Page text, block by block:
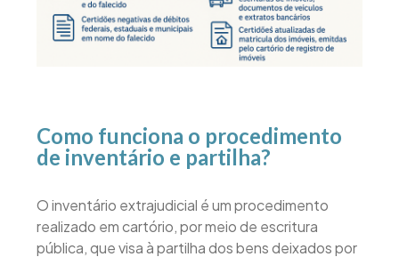
Como funciona o procedimento
de inventário e partilha?
O inventário extrajudicial é um procedimento
realizado em cartório, por meio de escritura
pública, que visa à partilha dos bens deixados por